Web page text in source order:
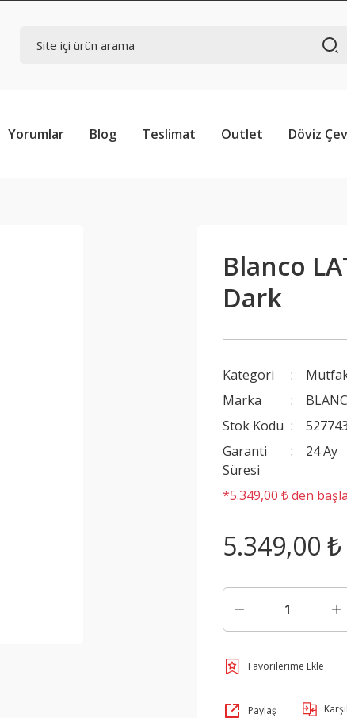
Yorumlar Blog Teslimat Outlet Döviz
Blanco
Dark
Kategori
Marka
Stok Kodu
527743
Garanti
Süresi
24 Ay
*5.349,00 ₺ den
5.349,00 ₺
Paylaş